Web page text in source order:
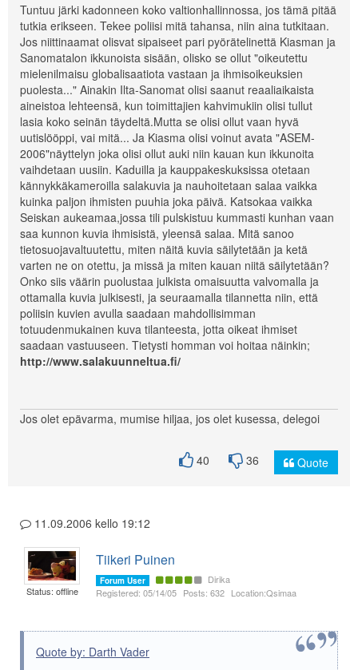
Tuntuu järki kadonneen koko valtionhallinnossa, jos tämä pitää
tutkia erikseen. Tekee poliisi mitä tahansa, niin aina tutkitaan.
Jos niittinaamat olisvat sipaiseet pari pyörätelinettä Kiasman ja
Sanomatalon ikkunoista sisään, olisko se ollut "oikeutettu
mielenilmaisu globalisaatiota vastaan ja ihmisoikeuksien
puolesta..." Ainakin Ilta-Sanomat olisi saanut reaaliaikaista
aineistoa lehteensä, kun toimittajien kahvimukiin olisi tullut
lasia koko seinän täydeltä.Mutta se olisi ollut vaan hyvä
uutislööppi, vai mitä... Ja Kiasma olisi voinut avata "ASEM-
2006"näyttelyn joka olisi ollut auki niin kauan kun ikkunoita
vaihdetaan uusiin. Kaduilla ja kauppakeskuksissa otetaan
kännykkäkameroilla salakuvia ja nauhoitetaan salaa vaikka
kuinka paljon ihmisten puuhia joka päivä. Katsokaa vaikka
Seiskan aukeamaa,jossa tili pulskistuu kummasti kunhan vaan
saa kunnon kuvia ihmisistä, yleensä salaa. Mitä sanoo
tietosuojavaltuutettu, miten näitä kuvia säilytetään ja ketä
varten ne on otettu, ja missä ja miten kauan niitä säilytetään?
Onko siis väärin puolustaa julkista omaisuutta valvomalla ja
ottamalla kuvia julkisesti, ja seuraamalla tilannetta niin, että
poliisin kuvien avulla saadaan mahdollisimman
totuudenmukainen kuva tilanteesta, jotta oikeat ihmiset
saadaan vastuuseen. Tietysti homman voi hoitaa näinkin;
http://www.salakuunneltua.fi/
Jos olet epävarma, mumise hiljaa, jos olet kusessa, delegoi
40 36 Quote
11.09.2006 kello 19:12
Status: offline
Tiikeri Puinen
Forum User
Dirika
Registered: 05/14/05 Posts: 632 Location:Qsimaa
Quote by: Darth Vader